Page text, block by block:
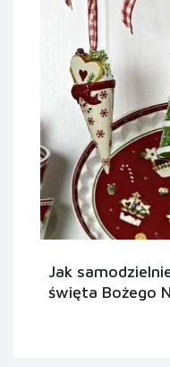
Jak
święta Bożego